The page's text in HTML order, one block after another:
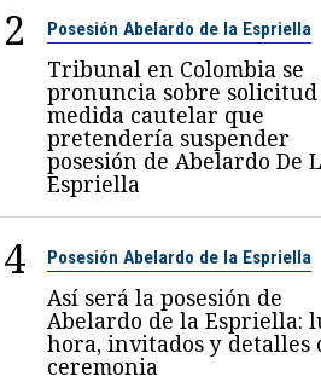
2 Posesión Abelardo de la Espriella
Tribunal en Colombia se
pronuncia sobre solicitud
medida cautelar que
pretendería suspender
posesión de Abelardo De
Espriella
4 Posesión Abelardo de la Espriella
Así será la posesión de
Abelardo de la Espriella:
hora, invitados y detalles
ceremonia